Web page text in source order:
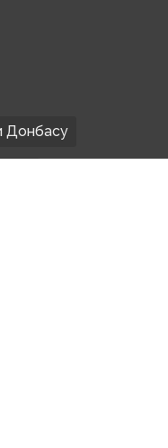
Донбасу